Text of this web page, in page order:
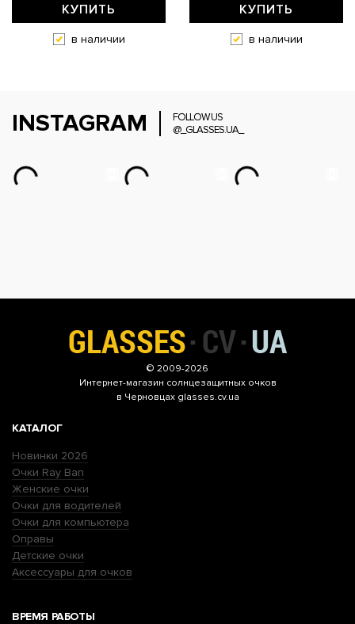
КУПИТЬ
в наличии
КУПИТЬ
в наличии
INSTAGRAM
FOLLOW US
@_GLASSES.UA_
© 2009-2026
Интернет-магазин солнцезащитных очков
в Черновцах glasses.cv.ua
КАТАЛОГ
Новинки 2026
Очки Ray Ban
Женские очки
Очки для водителей
Очки для компьютера
Оправы
Детские очки
Аксессуары для очков
ВРЕМЯ РАБОТЫ